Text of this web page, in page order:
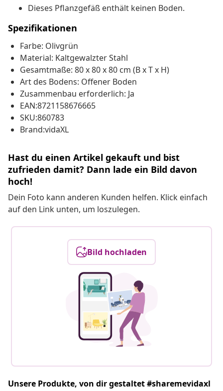
Dieses Pflanzgefäß enthält keinen Boden.
Spezifikationen
Farbe: Olivgrün
Material: Kaltgewalzter Stahl
Gesamtmaße: 80 x 80 x 80 cm (B x T x H)
Art des Bodens: Offener Boden
Zusammenbau erforderlich: Ja
EAN:8721158676665
SKU:860783
Brand:vidaXL
Hast du einen Artikel gekauft und bist
zufrieden damit? Dann lade ein Bild davon
hoch!
Dein Foto kann anderen Kunden helfen. Klick einfach
auf den Link unten, um loszulegen.
Bild hochladen
Unsere Produkte, von dir gestaltet #sharemevidaxl